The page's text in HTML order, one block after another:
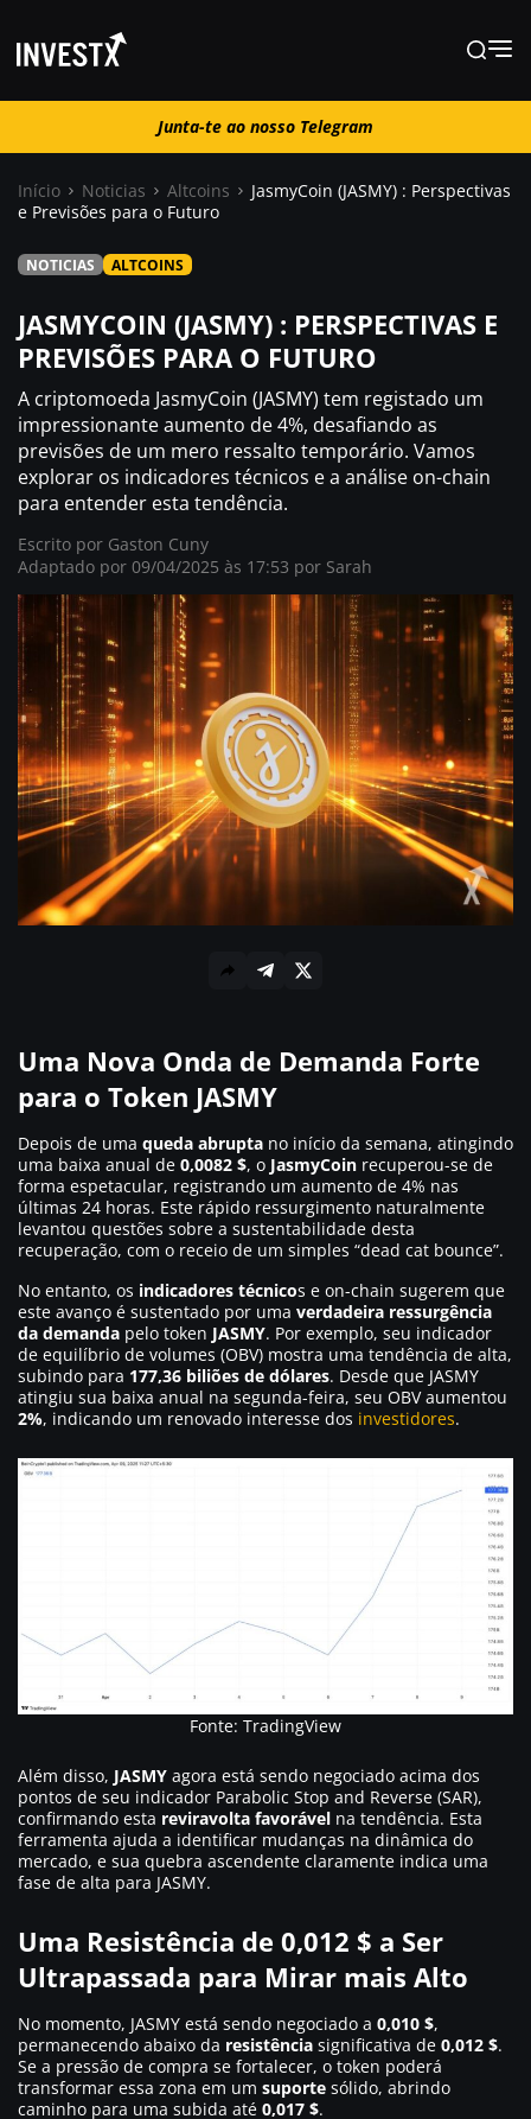
Junta-te ao nosso Telegram
Guias
Onde comprar ?
Junta-te ao nosso Telegram
Início Noticias Altcoins
JasmyCoin (JASMY) : Perspectivas
e Previsões para o Futuro
NOTICIAS ALTCOINS
JASMYCOIN (JASMY) : PERSPECTIVAS E
PREVISÕES PARA O FUTURO
A criptomoeda JasmyCoin (JASMY) tem registado um
impressionante aumento de 4%, desafiando as
previsões de um mero ressalto temporário. Vamos
explorar os indicadores técnicos e a análise on-chain
para entender esta tendência.
Escrito por Gaston Cuny
Adaptado por 09/04/2025 às 17:53 por Sarah
Uma Nova Onda de Demanda Forte
para o Token JASMY
Depois de uma queda abrupta no início da semana, atingindo
uma baixa anual de 0,0082 $, o JasmyCoin recuperou-se de
forma espetacular, registrando um aumento de 4% nas
últimas 24 horas. Este rápido ressurgimento naturalmente
levantou questões sobre a sustentabilidade desta
recuperação, com o receio de um simples “dead cat bounce”.
No entanto, os indicadores técnicos e on-chain sugerem que
este avanço é sustentado por uma verdadeira ressurgência
da demanda pelo token JASMY. Por exemplo, seu indicador
de equilíbrio de volumes (OBV) mostra uma tendência de alta,
subindo para 177,36 biliões de dólares. Desde que JASMY
atingiu sua baixa anual na segunda-feira, seu OBV aumentou
2%, indicando um renovado interesse dos investidores.
Fonte: TradingView
Além disso, JASMY agora está sendo negociado acima dos
pontos de seu indicador Parabolic Stop and Reverse (SAR),
confirmando esta reviravolta favorável na tendência. Esta
ferramenta ajuda a identificar mudanças na dinâmica do
mercado, e sua quebra ascendente claramente indica uma
fase de alta para JASMY.
Uma Resistência de 0,012 $ a Ser
Ultrapassada para Mirar mais Alto
No momento, JASMY está sendo negociado a 0,010 $,
permanecendo abaixo da resistência significativa de 0,012 $.
Se a pressão de compra se fortalecer, o token poderá
transformar essa zona em um suporte sólido, abrindo
caminho para uma subida até 0,017 $.